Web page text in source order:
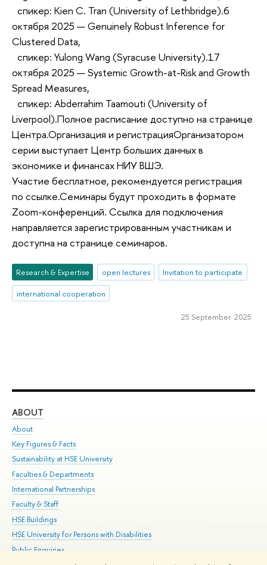
спикер: Kien C. Tran (University of Lethbridge).6
октября 2025 — Genuinely Robust Inference for
Clustered Data,
спикер: Yulong Wang (Syracuse University).17
октября 2025 — Systemic Growth-at-Risk and Growth
Spread Measures,
спикер: Abderrahim Taamouti (University of
Liverpool).Полное расписание доступно на странице
Центра.Организация и регистрацияОрганизатором
серии выступает Центр больших данных в
экономике и финансах НИУ ВШЭ.
Участие бесплатное, рекомендуется регистрация
по ссылке.Семинары будут проходить в формате
Zoom-конференций. Ссылка для подключения
направляется зарегистрированным участникам и
доступна на странице семинаров.
Research & Expertise open lectures
Invitation to participate
international cooperation
25 September 2025
ABOUT
About
Key Figures & Facts
Sustainability at HSE University
Faculties & Departments
International Partnerships
Faculty & Staff
HSE Buildings
HSE University for Persons with Disabilities
Public Enquiries